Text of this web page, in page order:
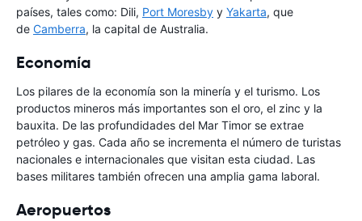
países, tales como: Dili, Port Moresby y Yakarta, que
de Camberra, la capital de Australia.
Economía
Los pilares de la economía son la minería y el turismo. Los
productos mineros más importantes son el oro, el zinc y la
bauxita. De las profundidades del Mar Timor se extrae
petróleo y gas. Cada año se incrementa el número de turistas
nacionales e internacionales que visitan esta ciudad. Las
bases militares también ofrecen una amplia gama laboral.
Aeropuertos